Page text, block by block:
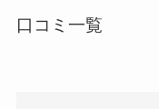
口コミ一覧